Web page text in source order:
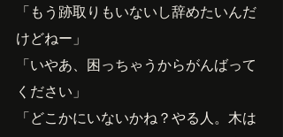
「もう跡取りもいないし辞めたいんだ
けどねー」
「いやあ、困っちゃうからがんばって
ください」
「どこかにいないかね？やる人。木は